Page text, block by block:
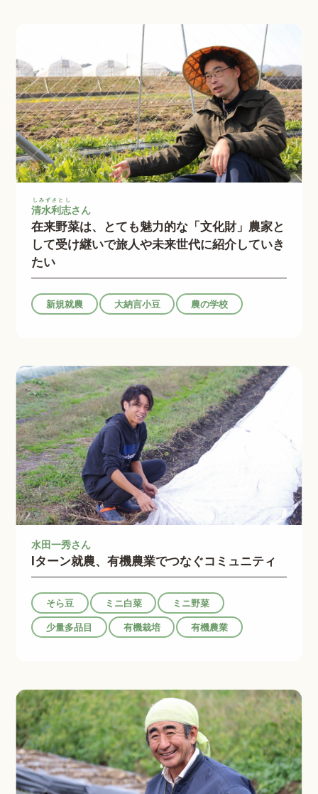
清水利志
しみずさとし
さん
在来野菜は、とても魅力的な「文化財」農家と
して受け継いで旅人や未来世代に紹介していき
たい
新規就農 大納言小豆 農の学校
水田一秀さん
Iターン就農、有機農業でつなぐコミュニティ
そら豆 ミニ白菜
ミニ野菜
少量多品目
有機栽培 有機農業